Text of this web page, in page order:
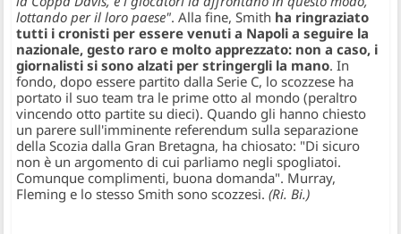
lottando per il loro paese". Alla fine, Smith ha ringraziato
tutti i cronisti per essere venuti a Napoli a seguire la
nazionale, gesto raro e molto apprezzato: non a caso, i
giornalisti si sono alzati per stringergli la mano. In
fondo, dopo essere partito dalla Serie C, lo scozzese ha
portato il suo team tra le prime otto al mondo (peraltro
vincendo otto partite su dieci). Quando gli hanno chiesto
un parere sull'imminente referendum sulla separazione
della Scozia dalla Gran Bretagna, ha chiosato: "Di sicuro
non è un argomento di cui parliamo negli spogliatoi.
Comunque complimenti, buona domanda". Murray,
Fleming e lo stesso Smith sono scozzesi.(Ri. Bi.)